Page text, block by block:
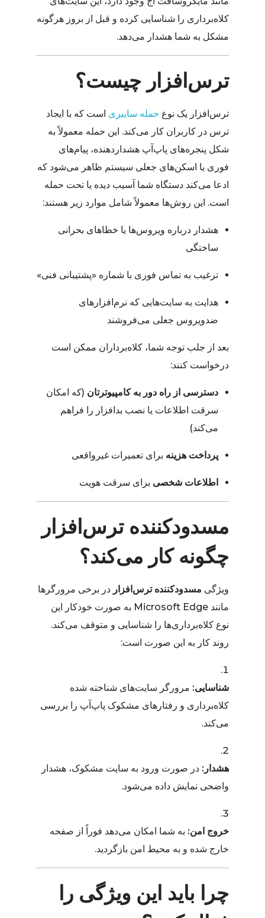
کلاه‌برداری را شناسایی کرده و قبل از بروز هرگونه
مشکل به شما هشدار می‌دهد.
ترس‌افزار چیست؟
ترس‌افزار یک نوع حمله سایبری است که با ایجاد
ترس در کاربران کار می‌کند. این حمله معمولاً به
شکل پنجره‌های پاپ‌آپ هشداردهنده، پیام‌های
فوری یا اسکن‌های جعلی سیستم ظاهر می‌شود که
ادعا می‌کند دستگاه شما آسیب دیده یا تحت حمله
است. این روش‌ها معمولاً شامل موارد زیر هستند:
هشدار درباره ویروس‌ها یا خطاهای بحرانی
ساختگی
ترغیب به تماس فوری با شماره «پشتیبانی فنی»
هدایت به سایت‌هایی که نرم‌افزارهای
ضدویروس جعلی می‌فروشند
بعد از جلب توجه شما، کلاه‌برداران ممکن است
درخواست کنند:
دسترسی از راه دور به کامپیوترتان (که امکان
سرقت اطلاعات یا نصب بدافزار را فراهم
می‌کند)
پرداخت هزینه برای تعمیرات غیرواقعی
اطلاعات شخصی برای سرقت هویت
مسدودکننده ترس‌افزار
چگونه کار می‌کند؟
ویژگی مسدودکننده ترس‌افزار در برخی مرورگرها
مانند Microsoft Edge به صورت خودکار این
نوع کلاه‌برداری‌ها را شناسایی و متوقف می‌کند.
روند کار به این صورت است:
شناسایی: مرورگر سایت‌های شناخته شده
کلاه‌برداری و رفتارهای مشکوک پاپ‌آپ را بررسی
می‌کند.
هشدار: در صورت ورود به سایت مشکوک، هشدار
واضحی نمایش داده می‌شود.
خروج امن: به شما امکان می‌دهد فوراً از صفحه
خارج شده و به محیط امن بازگردید.
چرا باید این ویژگی را